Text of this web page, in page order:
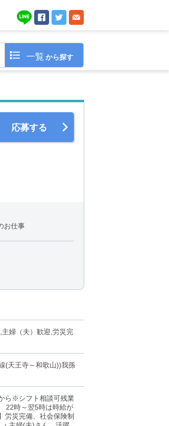
一覧 から探す
応募する
お仕事
婦（夫）歓迎,労災完
(天王寺～和歌山))我孫
ら※シフト相談可残業
22時～翌5時は時給が
労災完備、社会保険制